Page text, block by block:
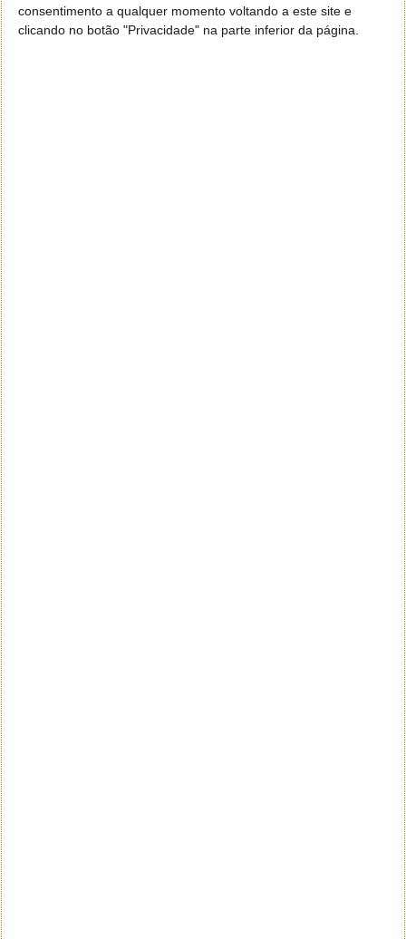
consentimento a qualquer momento voltando a este site e
clicando no botão "Privacidade" na parte inferior da página.